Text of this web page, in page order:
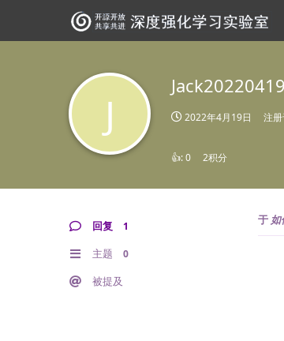
J
Jack20220419
2022年4月19日 注
👍:0 2积分
回复 1
主题 0
被提及
于 如